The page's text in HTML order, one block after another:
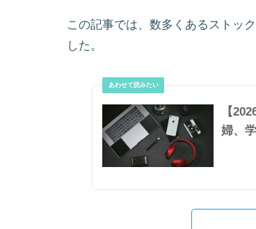
この記事では、数多くあるストッ
した。
【
婦、